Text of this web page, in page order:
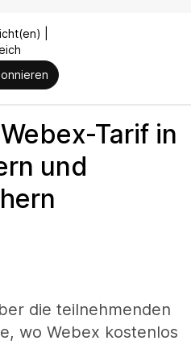
|
Tarif in
und
die teilnehmenden
wo Webex kostenlos